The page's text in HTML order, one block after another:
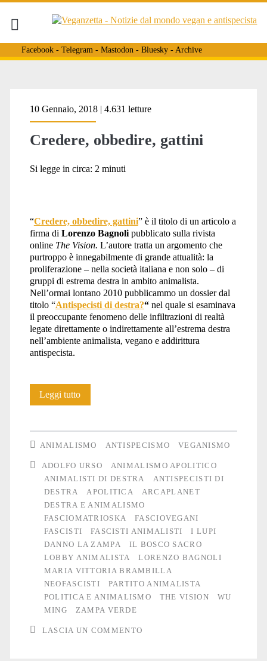
Facebook- Telegram- Mastodon- Bluesky- Archive
Tag:
<span>il
sacro</span>
10 Gennaio, 2018 | 4.631 letture
Credere, obbedire, gattini
Si legge in circa: 2 minuti
“Credere, obbedire, gattini” è il titolo di un articolo a
firma di Lorenzo Bagnolipubblicato sulla rivista
online The Vision. L’autore tratta un argomento che
purtroppo è innegabilmente di grande attualità: la
proliferazione – nella società italiana e non solo – di
gruppi di estrema destra in ambito animalista.
Nell’ormai lontano 2010 pubblicammo un dossier dal
titolo “Antispecisti di destra?“nel quale si esaminava
il preoccupante fenomeno delle infiltrazioni di realtà
legate direttamente o indirettamente all’estrema destra
nell’ambiente animalista, vegano e addirittura
antispecista.
Leggi tuttoCredere,
ANIMALISMO ANTISPECISMO VEGANISMO
ADOLFO URSO
ANIMALISMO APOLITICO
ANIMALISTI DI DESTRA
ANTISPECISTI DI
DESTRA
APOLITICA
ARCAPLANET
DESTRA E ANIMALISMO
FASCIOMATRIOSKA
FASCIOVEGANI
FASCISTI
FASCISTI ANIMALISTI
I LUPI
DANNO LA ZAMPA
IL BOSCO SACRO
LOBBY ANIMALISTA
LORENZO BAGNOLI
MARIA VITTORIA BRAMBILLA
NEOFASCISTI
PARTITO ANIMALISTA
POLITICA E ANIMALISMO
THE VISION
WU
MING
ZAMPA VERDE
LASCIA UN COMMENTO